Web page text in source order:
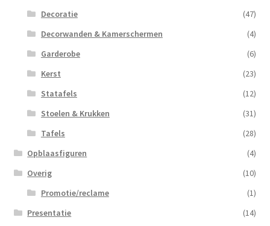
Decoratie
(47)
Decorwanden & Kamerschermen
(4)
Garderobe
(6)
Kerst
(23)
Statafels
(12)
Stoelen & Krukken
(31)
Tafels
(28)
Opblaasfiguren
(4)
Overig
(10)
Promotie/reclame
(1)
Presentatie
(14)